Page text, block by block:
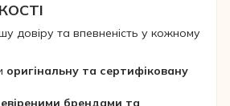
довіру та впевненість у кожному
оригінальну та сертифіковану